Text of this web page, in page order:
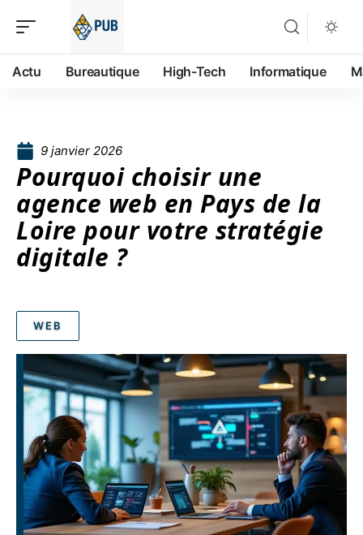
Actu Bureautique High-Tech Informatique
9 janvier 2026
Pourquoi choisir une
agence web en Pays de la
Loire pour votre stratégie
digitale ?
WEB